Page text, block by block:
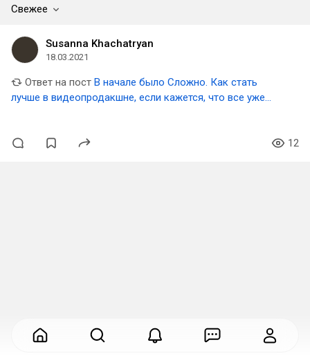
Свежее
Susanna Khachatryan
18.03.2021
Ответ на пост В начале было Сложно. Как стать
лучше в видеопродакшне, если кажется, что все уже
12